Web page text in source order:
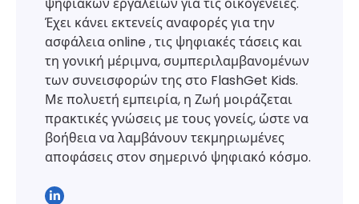
Έχει κάνει εκτενείς αναφορές για την
ασφάλεια online , τις ψηφιακές τάσεις και
τη γονική μέριμνα, συμπεριλαμβανομένων
των συνεισφορών της στο FlashGet Kids.
Με πολυετή εμπειρία, η Ζωή μοιράζεται
πρακτικές γνώσεις με τους γονείς, ώστε να
βοήθεια να λαμβάνουν τεκμηριωμένες
αποφάσεις στον σημερινό ψηφιακό κόσμο.